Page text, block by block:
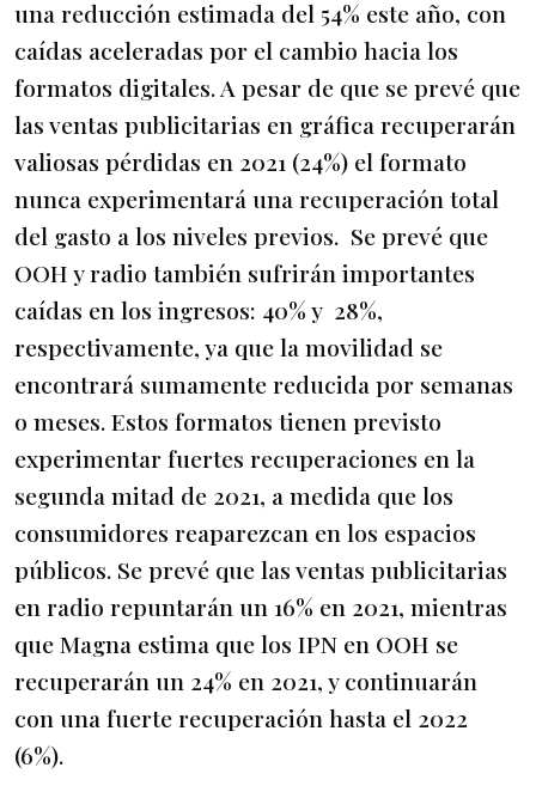
una reducción estimada del 54% este año, con
caídas aceleradas por el cambio hacia los
formatos digitales. A pesar de que se prevé que
las ventas publicitarias en gráfica recuperarán
valiosas pérdidas en 2021 (24%) el formato
nunca experimentará una recuperación total
del gasto a los niveles previos. Se prevé que
OOH y radio también sufrirán importantes
caídas en los ingresos: 40% y 28%,
respectivamente, ya que la movilidad se
encontrará sumamente reducida por semanas
o meses. Estos formatos tienen previsto
experimentar fuertes recuperaciones en la
segunda mitad de 2021, a medida que los
consumidores reaparezcan en los espacios
públicos. Se prevé que las ventas publicitarias
en radio repuntarán un 16% en 2021, mientras
que Magna estima que los IPN en OOH se
recuperarán un 24% en 2021, y continuarán
con una fuerte recuperación hasta el 2022
(6%).